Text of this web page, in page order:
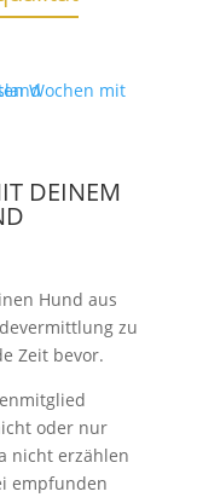
DEINEM
Hund aus
zu
Zeit bevor.
oder nur
nicht erzählen
empfunden